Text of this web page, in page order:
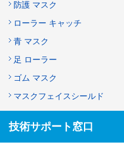
防護 マスク
ローラー キャッチ
青 マスク
足 ローラー
ゴム マスク
マスクフェイスシールド
技術サポート窓口